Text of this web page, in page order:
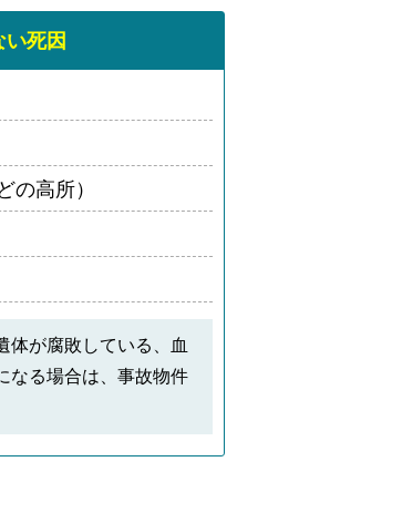
い死因
の高所）
体が腐敗している、血
なる場合は、事故物件